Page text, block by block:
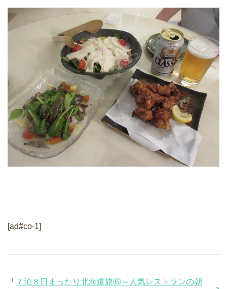
[ad#co-1]
「 ７泊８日まったり北海道旅⑥～人気レストランの朝